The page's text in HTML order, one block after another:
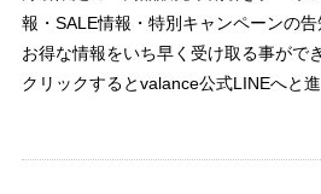
報・SALE情報・特別キャンペーンの
お得な情報をいち早く受け取る事がで
クリックするとvalance公式LINEへと進